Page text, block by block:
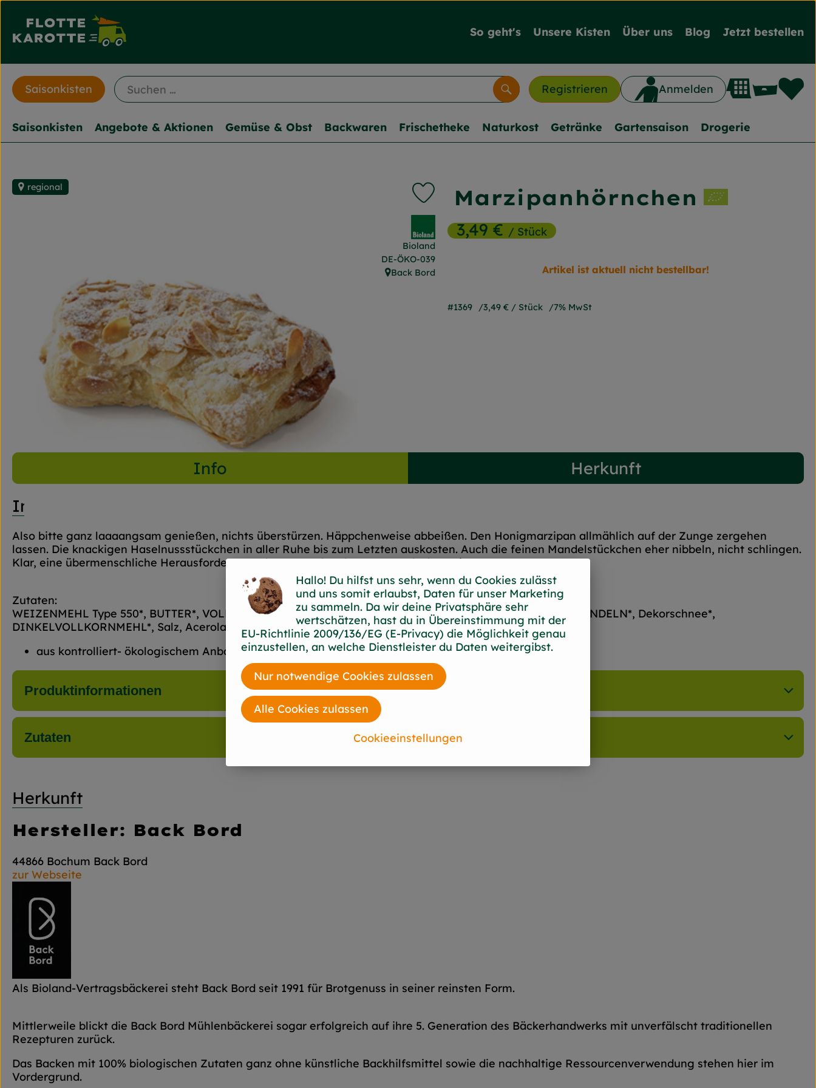
So geht's Unsere Kisten Über uns Blog Jetzt bestellen
Registrieren Anmelden
Suchen
Saisonkisten
Saisonkisten Angebote & Aktionen Gemüse & Obst Backwaren Frischetheke Naturkost Getränke Gartensaison Drogerie
Marzipanhörnchen
3,49 €/ Stück
regional
Produkt zu Favouriten hinzufügen
Bioland
, Kontrollstelle:
DE-ÖKO-039
, Herkunft:
Back Bord Artikel ist aktuell nicht bestellbar!
#1369 3,49 € / Stück 7% MwSt
Info
Herkunft
Info
Also bitte ganz laaaangsam genießen, nichts überstürzen. Häppchenweise abbeißen. Den Honigmarzipan allmählich auf der Zunge zergehen
lassen. Die knackigen Haselnussstückchen in aller Ruhe bis zum Letzten auskosten. Auch die feinen Mandelstückchen eher nibbeln, nicht schlingen.
Klar, eine übermenschliche Herausforderung. Aber versuchen kann man's doch wenigstens ...
Zutaten:
WEIZENMEHL Type 550*, BUTTER*, VOLLMILCH*, HONIGMARZIPAN*, Zucker*, VOLLEI*, HASELNÜSSE*, MANDELN*, Dekorschnee*,
DINKELVOLLKORNMEHL*, Salz, Acerolapulver*, Backhonig*, Hefe*
aus kontrolliert- ökologischem Anbau
Produktinformationen
Zutaten
Herkunft
Hersteller: Back Bord
44866 Bochum Back Bord
zur Webseite
Als Bioland-Vertragsbäckerei steht Back Bord seit 1991 für Brotgenuss in seiner reinsten Form.
Mittlerweile blickt die Back Bord Mühlenbäckerei sogar erfolgreich auf ihre 5. Generation des Bäckerhandwerks mit unverfälscht traditionellen
Rezepturen zurück.
Das Backen mit 100% biologischen Zutaten ganz ohne künstliche Backhilfsmittel sowie die nachhaltige Ressourcenverwendung stehen hier im
Vordergrund.
Hallo! Du hilfst uns sehr, wenn du Cookies zulässt
und uns somit erlaubst, Daten für unser Marketing
zu sammeln. Da wir deine Privatsphäre sehr
wertschätzen, hast du in Übereinstimmung mit der
EU-Richtlinie 2009/136/EG (E-Privacy) die Möglichkeit genau
einzustellen, an welche Dienstleister du Daten weitergibst.
Cookieeinstellungen
Nur notwendige Cookies zulassen
Alle Cookies zulassen